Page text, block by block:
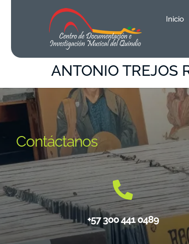
Inicio
ANTONIO TREJOS
Contáctanos
+57 300 441 0489